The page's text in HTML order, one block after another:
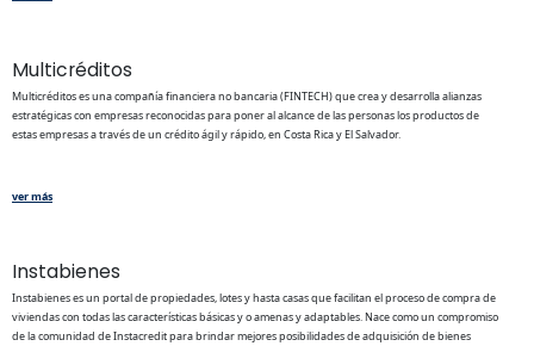
Multicréditos
Multicréditos es una compañía financiera no bancaria (FINTECH) que crea y desarrolla alianzas
estratégicas con empresas reconocidas para poner al alcance de las personas los productos de
estas empresas a través de un crédito ágil y rápido, en Costa Rica y El Salvador.
ver más
Instabienes
Instabienes es un portal de propiedades, lotes y hasta casas que facilitan el proceso de compra de
viviendas con todas las características básicas y o amenas y adaptables. Nace como un compromiso
de la comunidad de Instacredit para brindar mejores posibilidades de adquisición de bienes